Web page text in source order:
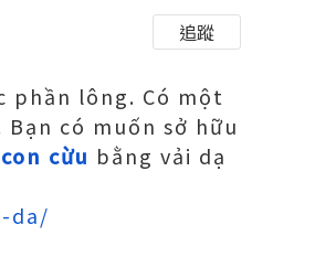
追蹤
phần lông. Có một
có muốn sở hữu
cừu bằng vải dạ
da/